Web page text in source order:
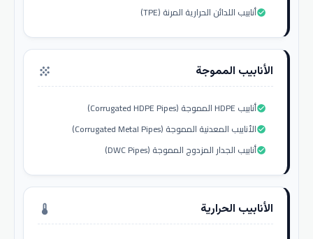
أنابيب اللدائن الحرارية المرنة (TPE)check_circle
الأنابيب المموجة grain
أنابيب HDPE المموجة (Corrugated HDPE Pipes)check_circle
الأنابيب المعدنية المموجة (Corrugated Metal Pipes)check_circle
أنابيب الجدار المزدوج المموجة (DWC Pipes)check_circle
الأنابيب الحرارية thermostat